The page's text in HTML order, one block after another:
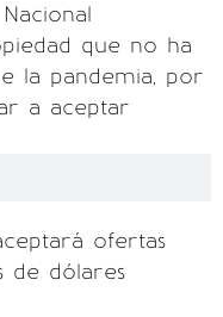
que no ha
la pandemia, por
a aceptar
ofertas
de dólares